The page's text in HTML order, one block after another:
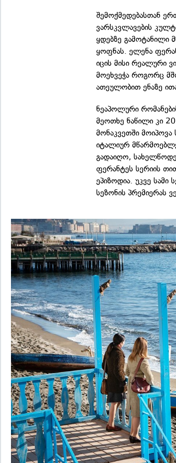
შემოქმედებასთან
ვარსკვლავების
ყდებზე გამოტანილი
ყოფნას. ელენა
იცის მისი რეალური
მოეხვეჭა როგორც
ათეულობით ენაზე
ნეაპოლური
მეოთხე ნაწილი კი
მონაკვეთში
იტალიურ
გადაიღო,
ფერანტეს სერიის
ეპიზოდია. უკვე
სეზონის